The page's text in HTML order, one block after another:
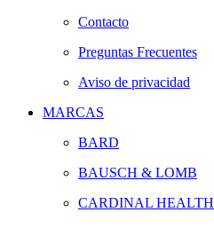
Contacto
Preguntas Frecuentes
Aviso de privacidad
MARCAS
BARD
BAUSCH & LOMB
CARDINAL HEALTH